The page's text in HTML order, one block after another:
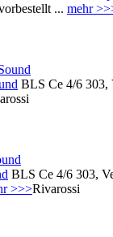
... mehr
BLS Ce 4/6 303,
BLS Ce 4/6 303,
>>>Rivarossi